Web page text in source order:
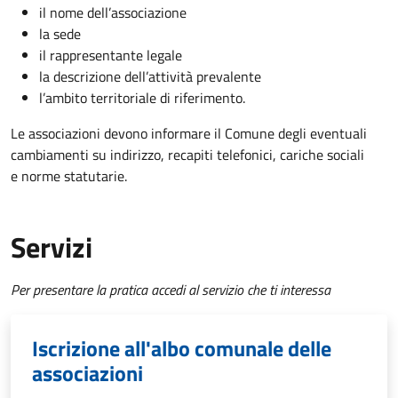
il nome dell’associazione
la sede
il rappresentante legale
la descrizione dell’attività prevalente
l’ambito territoriale di riferimento.
Le associazioni devono informare il Comune degli eventuali
cambiamenti su indirizzo, recapiti telefonici, cariche sociali
e norme statutarie.
Servizi
Per presentare la pratica accedi al servizio che ti interessa
Iscrizione all'albo comunale delle
associazioni